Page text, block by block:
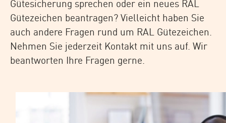
Gütesicherung sprechen oder ein neues RAL
Gütezeichen beantragen? Vielleicht haben Sie
auch andere Fragen rund um RAL Gütezeichen.
Nehmen Sie jederzeit Kontakt mit uns auf. Wir
beantworten Ihre Fragen gerne.